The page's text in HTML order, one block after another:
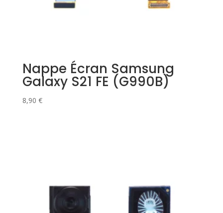
Nappe Écran Samsung
Galaxy S21 FE (G990B)
8,90 €